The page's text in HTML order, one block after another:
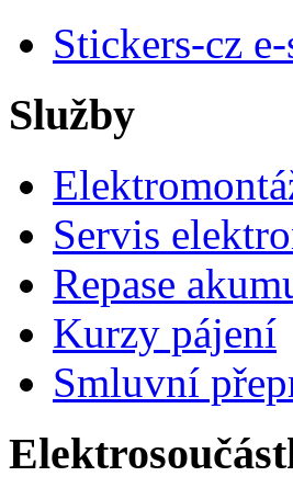
Stickers-cz
Služby
Servis
Repase
Kurzy pájení
Smluvní